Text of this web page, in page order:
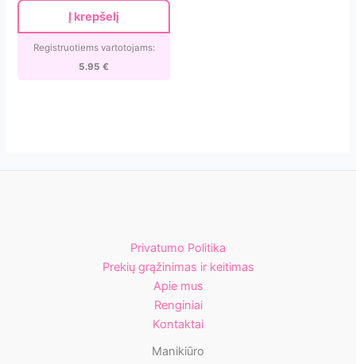
Expert
180
7.00 €.5.95 €.
Į krepšelį
Registruotiems vartotojams:
5.95€
Privatumo Politika
Prekių grąžinimas ir keitimas
Apie mus
Renginiai
Kontaktai
Manikiūro